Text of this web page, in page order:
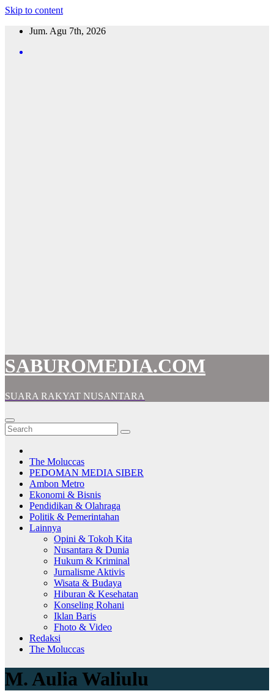
Skip to content
Jum. Agu 7th, 2026
SABUROMEDIA.COM
SUARA RAKYAT NUSANTARA
The Moluccas
PEDOMAN MEDIA SIBER
Ambon Metro
Ekonomi & Bisnis
Pendidikan & Olahraga
Politik & Pemerintahan
Lainnya
Opini & Tokoh Kita
Nusantara & Dunia
Hukum & Kriminal
Jurnalisme Aktivis
Wisata & Budaya
Hiburan & Kesehatan
Konseling Rohani
Iklan Baris
Fhoto & Video
Redaksi
The Moluccas
M. Aulia Waliulu